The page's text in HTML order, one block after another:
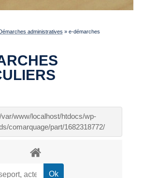
administratives » e-démarches
var/www/localhost/htdocs/wp-
comarquage/part/1682318772/